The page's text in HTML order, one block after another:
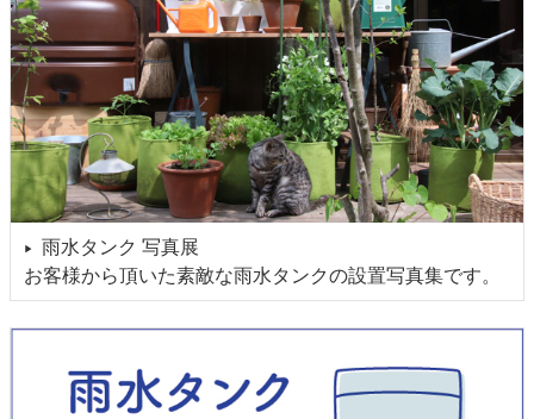
▶
雨水タンク 写真展
お客様から頂いた素敵な雨水タンクの設置写真集です。